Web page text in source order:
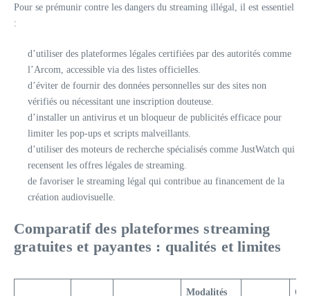
Pour se prémunir contre les dangers du streaming illégal, il est essentiel
:
d’utiliser des plateformes légales certifiées par des autorités comme
l’Arcom, accessible via des listes officielles.
d’éviter de fournir des données personnelles sur des sites non
vérifiés ou nécessitant une inscription douteuse.
d’installer un antivirus et un bloqueur de publicités efficace pour
limiter les pop-ups et scripts malveillants.
d’utiliser des moteurs de recherche spécialisés comme JustWatch qui
recensent les offres légales de streaming.
de favoriser le streaming légal qui contribue au financement de la
création audiovisuelle.
Comparatif des plateformes streaming
gratuites et payantes : qualités et limites
Modalités